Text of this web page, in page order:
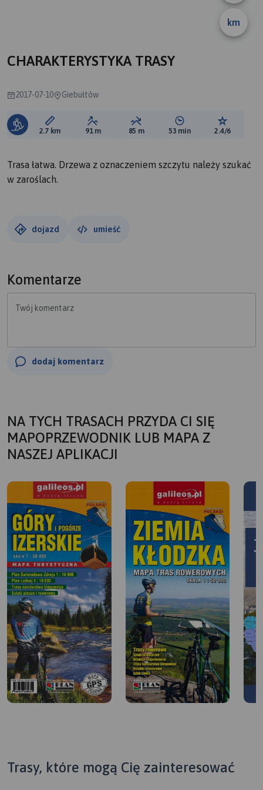
km
CHARAKTERYSTYKA TRASY
2017-07-10 Giebułtów
Długość trasy:
2.7 km Suma przewyższeń:
91 m Suma spadków:
85 m Średni czas potrzebny
53 min Ocena
2.4/6
Trasa łatwa. Drzewa z oznaczeniem szczytu należy szukać
w zaroślach.
dojazd umieść
Komentarze
Twój komentarz
dodaj komentarz
NA TYCH TRASACH PRZYDA CI SIĘ
MAPOPRZEWODNIK LUB MAPA Z
NASZEJ APLIKACJI
Trasy, które mogą Cię zainteresować